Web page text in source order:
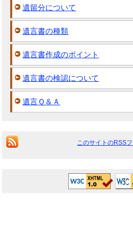
遺留分について
遺言書の種類
遺言書作成のポイント
遺言書の検認について
遺言Ｑ＆Ａ
このサイトのRSS